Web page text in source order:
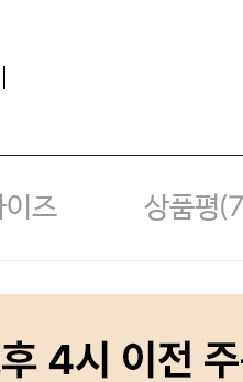
이즈 상품평(7